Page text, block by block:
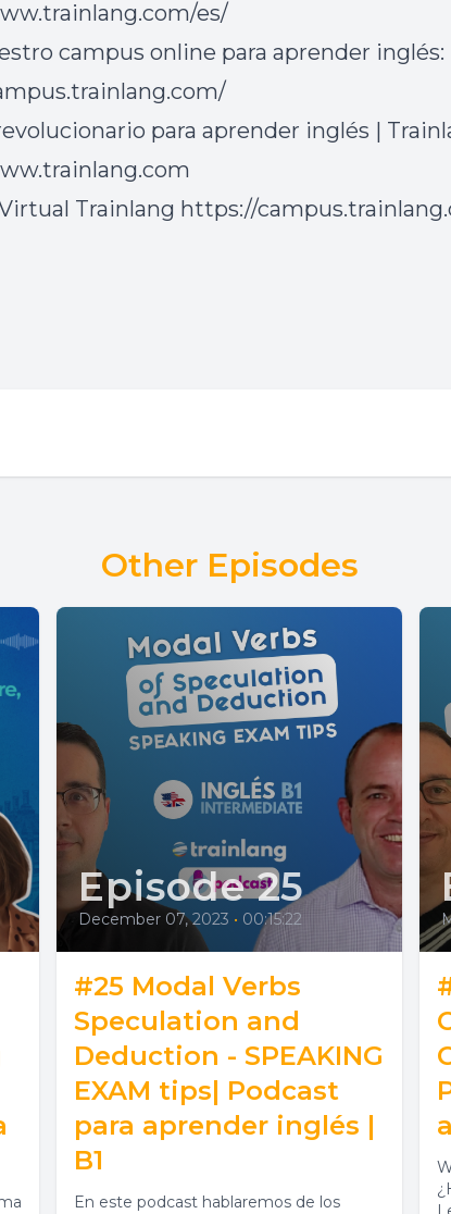
es/
campus online para aprender inglés:
para aprender inglés |
Trainlang https://
Other Episodes
Episode 25
December 07, 2023 • 00:15:22
#25 Modal Verbs
Speculation and
Deduction - SPEAKING
EXAM tips| Podcast
para aprender inglés |
B1
En este podcast hablaremos de los